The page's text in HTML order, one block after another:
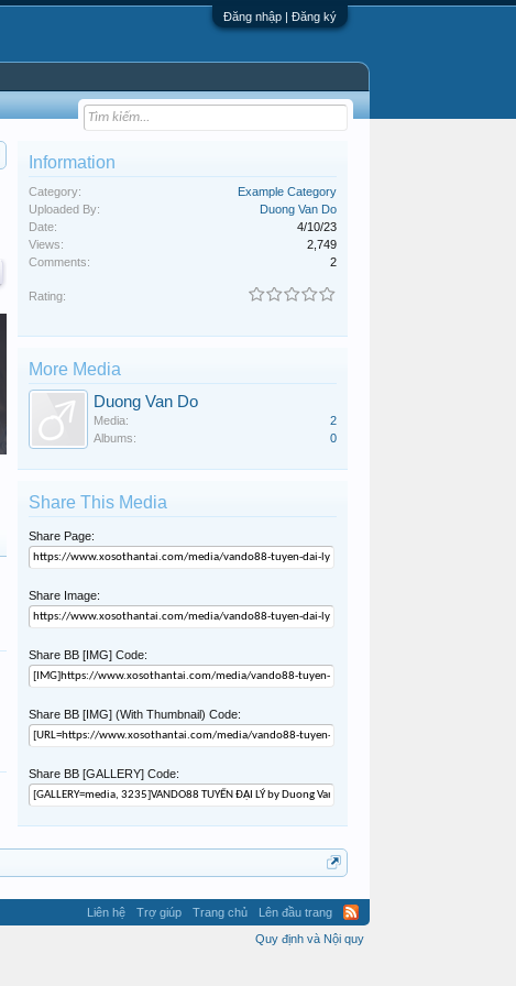
Đăng nhập | Đăng ký
Information
Category:
Example Category
Uploaded By:
Duong Van Do
Date:
4/10/23
Views:
2,749
Comments:
2
Rating:
More Media
Duong Van Do
Media:
2
Albums:
0
Share This Media
Share Page:
Share Image:
Share BB [IMG] Code:
Share BB [IMG] (With Thumbnail) Code:
Share BB [GALLERY] Code:
Liên hệ Trợ giúp Trang chủ
Lên đầu trang
Quy định và Nội quy